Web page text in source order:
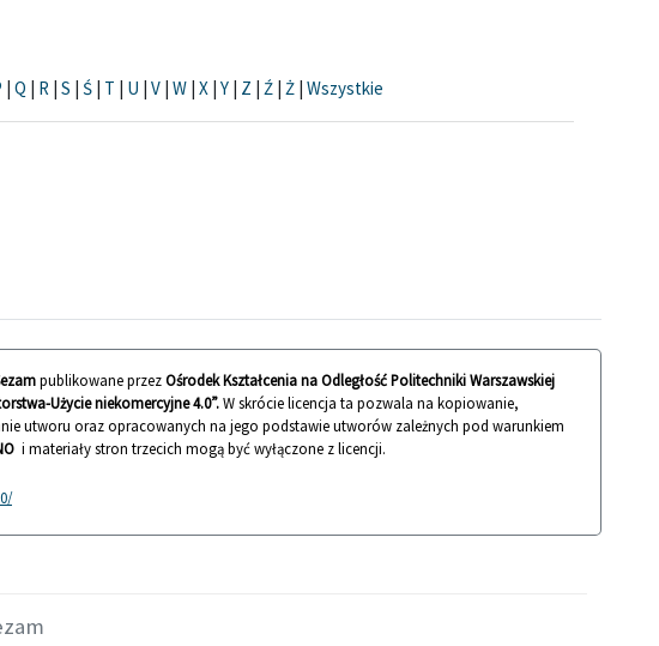
| Q | R | S | Ś | T | U | V | W | X | Y | Z | Ź | Ż | Wszystkie
publikowane przezOśrodek Kształcenia na Odległość Politechniki Warszawskiej
Użycie niekomercyjne 4.0”.W skrócie licencja ta pozwala na kopiowanie,
utworu oraz opracowanych na jego podstawie utworów zależnych pod warunkiem
i materiały stron trzecich mogą być wyłączone z licencji.